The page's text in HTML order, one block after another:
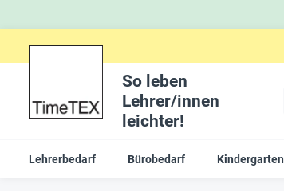
So leben
Lehrer/innen
leichter!
Lehrerbedarf Bürobedarf Kindergarten